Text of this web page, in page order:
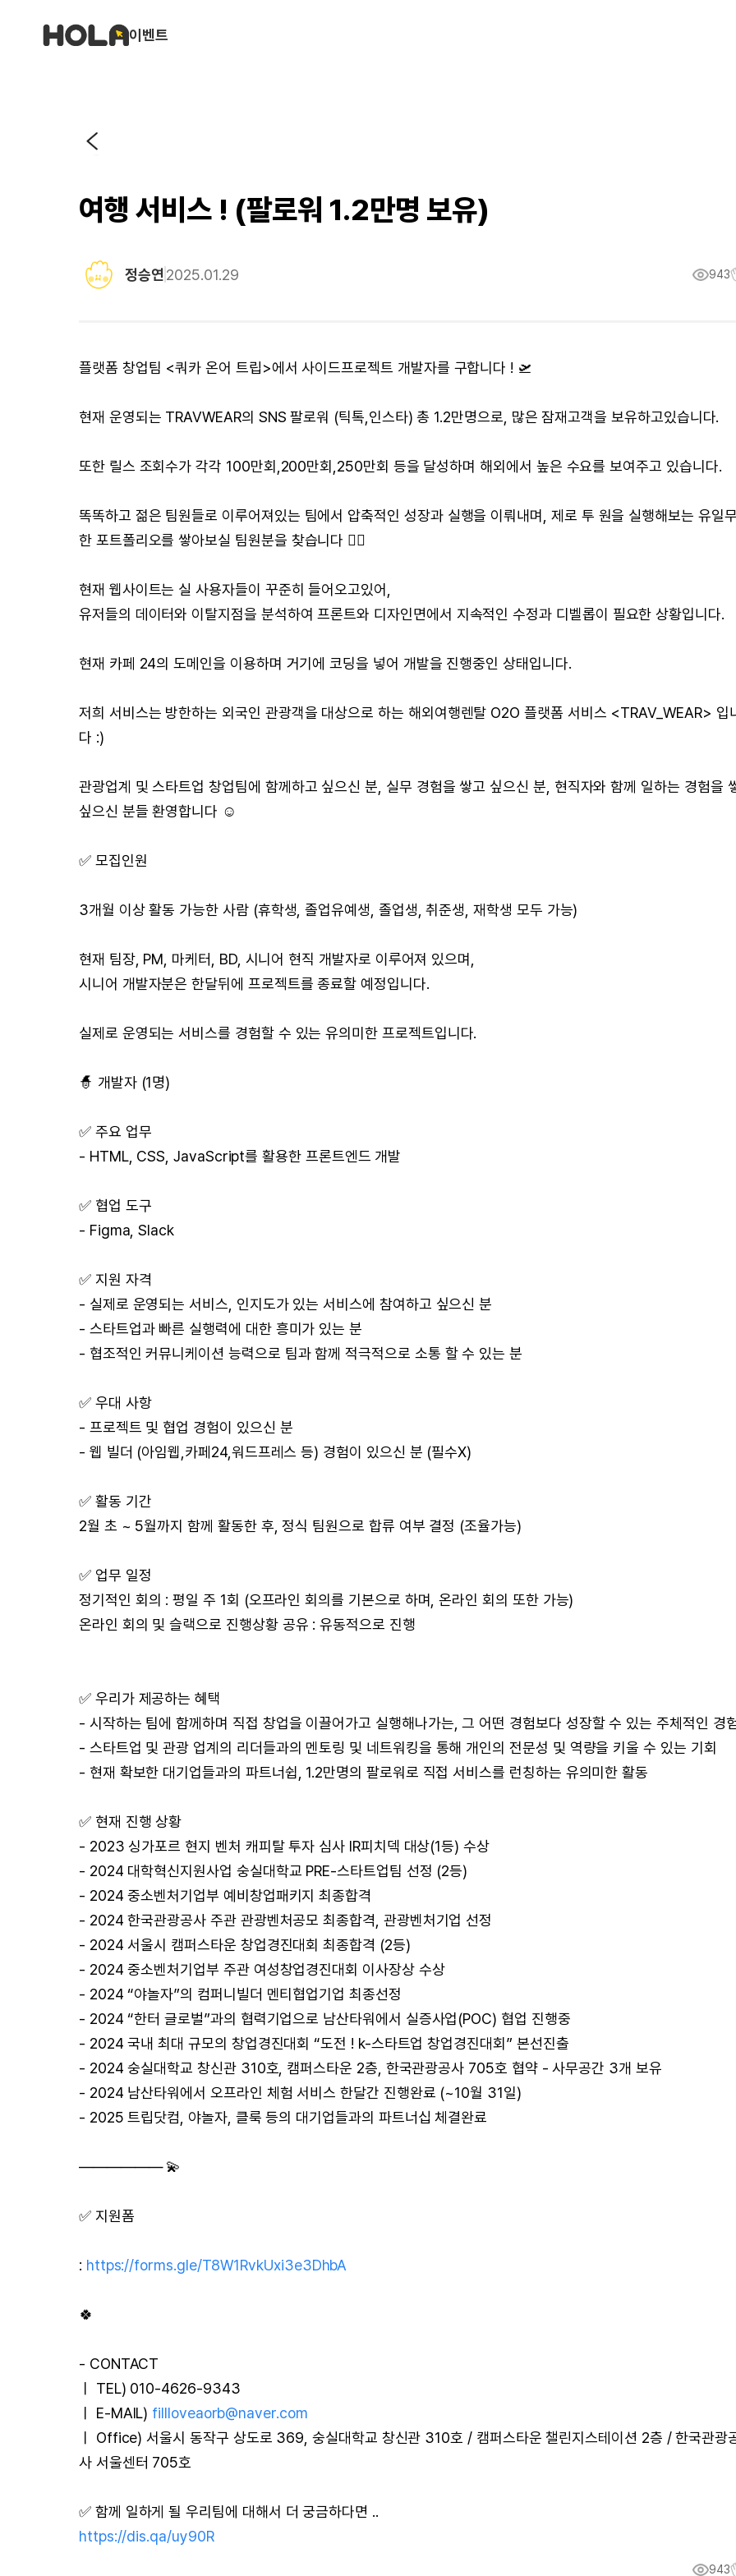
이벤트
여행 서비스 ! (팔로워 1.2만명 보유)
정승연 2025.01.29 943
플랫폼 창업팀 <쿼카 온어 트립>에서 사이드프로젝트 개발자를 구합니다 ! 🛫
현재 운영되는 TRAVWEAR의 SNS 팔로워 (틱톡,인스타) 총 1.2만명으로, 많은 잠재고객을 보유하고있습니다.
또한 릴스 조회수가 각각 100만회,200만회,250만회 등을 달성하며 해외에서 높은 수요를 보여주고 있습니다.
똑똑하고 젊은 팀원들로 이루어져있는 팀에서 압축적인 성장과 실행을 이뤄내며, 제로 투 원을 실행해보는 유일
한 포트폴리오를 쌓아보실 팀원분을 찾습니다 ❤️‍🔥
현재 웹사이트는 실 사용자들이 꾸준히 들어오고있어,
유저들의 데이터와 이탈지점을 분석하여 프론트와 디자인면에서 지속적인 수정과 디벨롭이 필요한 상황입니다.
현재 카페 24의 도메인을 이용하며 거기에 코딩을 넣어 개발을 진행중인 상태입니다.
저희 서비스는 방한하는 외국인 관광객을 대상으로 하는 해외여행렌탈 O2O 플랫폼 서비스 <TRAV_WEAR> 입
다 :)
관광업계 및 스타트업 창업팀에 함께하고 싶으신 분, 실무 경험을 쌓고 싶으신 분, 현직자와 함께 일하는 경험을
싶으신 분들 환영합니다 ☺
✅ 모집인원
3개월 이상 활동 가능한 사람 (휴학생, 졸업유예생, 졸업생, 취준생, 재학생 모두 가능)
현재 팀장, PM, 마케터, BD, 시니어 현직 개발자로 이루어져 있으며,
시니어 개발자분은 한달뒤에 프로젝트를 종료할 예정입니다.
실제로 운영되는 서비스를 경험할 수 있는 유의미한 프로젝트입니다.
🧙 개발자 (1명)
✅ 주요 업무
- HTML, CSS, JavaScript를 활용한 프론트엔드 개발
✅ 협업 도구
- Figma, Slack
✅ 지원 자격
- 실제로 운영되는 서비스, 인지도가 있는 서비스에 참여하고 싶으신 분
- 스타트업과 빠른 실행력에 대한 흥미가 있는 분
- 협조적인 커뮤니케이션 능력으로 팀과 함께 적극적으로 소통 할 수 있는 분
✅ 우대 사항
- 프로젝트 및 협업 경험이 있으신 분
- 웹 빌더 (아임웹,카페24,워드프레스 등) 경험이 있으신 분 (필수X)
✅ 활동 기간
2월 초 ~ 5월까지 함께 활동한 후, 정식 팀원으로 합류 여부 결정 (조율가능)
✅ 업무 일정
정기적인 회의 : 평일 주 1회 (오프라인 회의를 기본으로 하며, 온라인 회의 또한 가능)
온라인 회의 및 슬랙으로 진행상황 공유 : 유동적으로 진행
✅ 우리가 제공하는 혜택
- 시작하는 팀에 함께하며 직접 창업을 이끌어가고 실행해나가는, 그 어떤 경험보다 성장할 수 있는 주체적인 경
- 스타트업 및 관광 업계의 리더들과의 멘토링 및 네트워킹을 통해 개인의 전문성 및 역량을 키울 수 있는 기회
- 현재 확보한 대기업들과의 파트너쉽, 1.2만명의 팔로워로 직접 서비스를 런칭하는 유의미한 활동
✅ 현재 진행 상황
- 2023 싱가포르 현지 벤처 캐피탈 투자 심사 IR피치덱 대상(1등) 수상
- 2024 대학혁신지원사업 숭실대학교 PRE-스타트업팀 선정 (2등)
- 2024 중소벤처기업부 예비창업패키지 최종합격
- 2024 한국관광공사 주관 관광벤처공모 최종합격, 관광벤처기업 선정
- 2024 서울시 캠퍼스타운 창업경진대회 최종합격 (2등)
- 2024 중소벤처기업부 주관 여성창업경진대회 이사장상 수상
- 2024 “야놀자”의 컴퍼니빌더 멘티협업기업 최종선정
- 2024 “한터 글로벌”과의 협력기업으로 남산타워에서 실증사업(POC) 협업 진행중
- 2024 국내 최대 규모의 창업경진대회 “도전 ! k-스타트업 창업경진대회” 본선진출
- 2024 숭실대학교 창신관 310호, 캠퍼스타운 2층, 한국관광공사 705호 협약 - 사무공간 3개 보유
- 2024 남산타워에서 오프라인 체험 서비스 한달간 진행완료 (~10월 31일)
- 2025 트립닷컴, 야놀자, 클룩 등의 대기업들과의 파트너십 체결완료
—————— 💫
✅ 지원폼
: https://forms.gle/T8W1RvkUxi3e3DhbA
🍀
- CONTACT
ㅣ TEL) 010-4626-9343
ㅣ E-MAIL) fillloveaorb@naver.com
ㅣ Office) 서울시 동작구 상도로 369, 숭실대학교 창신관 310호 / 캠퍼스타운 챌린지스테이션 2층 / 한국관광
사 서울센터 705호
✅ 함께 일하게 될 우리팀에 대해서 더 궁금하다면 ..
https://dis.qa/uy90R
943